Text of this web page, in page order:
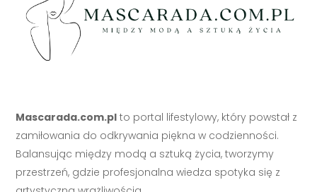
Mascarada.com.pl to portal lifestylowy, który powstał z
zamiłowania do odkrywania piękna w codzienności.
Balansując między modą a sztuką życia, tworzymy
przestrzeń, gdzie profesjonalna wiedza spotyka się z